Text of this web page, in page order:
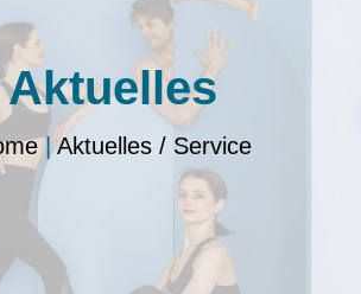
Aktuelles
|Aktuelles / Service